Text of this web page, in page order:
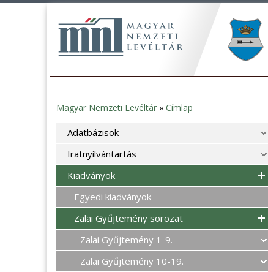
Jelenlegi
hely
Magyar Nemzeti Levéltár » Címlap
Adatbázisok
Iratnyilvántartás
Kiadványok
Egyedi kiadványok
Zalai Gyűjtemény sorozat
Zalai Gyűjtemény 1-9.
Zalai Gyűjtemény 10-19.